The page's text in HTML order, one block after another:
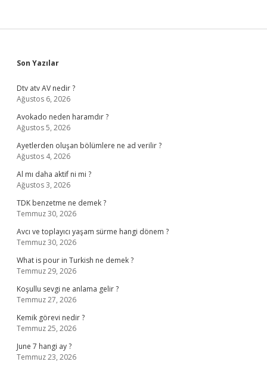
Sidebar
Son Yazılar
Dtv atv AV nedir ?
Ağustos 6, 2026
Avokado neden haramdır ?
Ağustos 5, 2026
Ayetlerden oluşan bölümlere ne ad verilir ?
Ağustos 4, 2026
Al mı daha aktif ni mi ?
Ağustos 3, 2026
TDK benzetme ne demek ?
Temmuz 30, 2026
Avcı ve toplayıcı yaşam sürme hangi dönem ?
Temmuz 30, 2026
What is pour in Turkish ne demek ?
Temmuz 29, 2026
Koşullu sevgi ne anlama gelir ?
Temmuz 27, 2026
Kemik görevi nedir ?
Temmuz 25, 2026
June 7 hangi ay ?
Temmuz 23, 2026